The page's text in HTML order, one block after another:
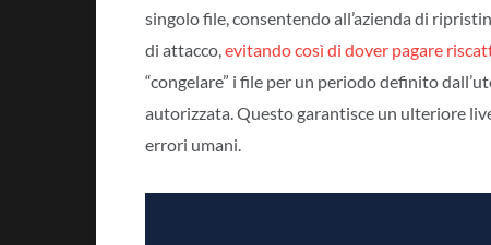
singolo file, consentendo all’azienda di
di attacco,evitando così di dover pagare
“congelare” i file per un periodo definito
autorizzata. Questo garantisce un ulteriore
errori umani.